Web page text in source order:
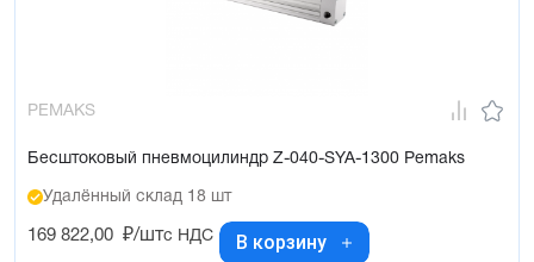
PEMAKS
Бесштоковый пневмоцилиндр Z-040-SYA-1300 Pemaks
Удалённый склад 18 шт
169 822,00 ₽/штс НДС В корзину